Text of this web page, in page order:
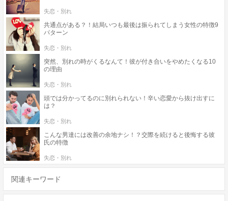
失恋・別れ
共通点がある？！結局いつも最後は振られてしまう女性の特徴9
パターン
失恋・別れ
突然、別れの時がくるなんて！彼が付き合いをやめたくなる10
の理由
失恋・別れ
頭では分かってるのに別れられない！辛い恋愛から抜け出すに
は？
失恋・別れ
こんな男達には改善の余地ナシ！？交際を続けると後悔する彼
氏の特徴
失恋・別れ
関連キーワード